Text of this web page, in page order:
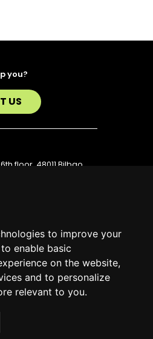
to improve your
to enable basic
on the website,
and to personalize
relevant to you.
you?
US
floor, 48011 Bilbao